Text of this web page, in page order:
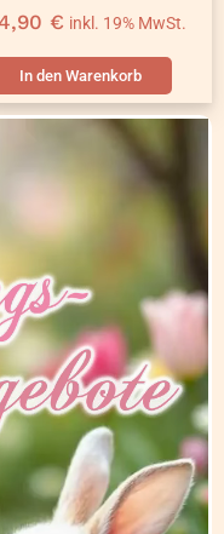
€ inkl. 19% MwSt.
In den Warenkorb